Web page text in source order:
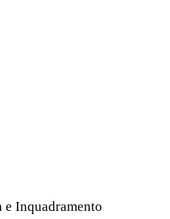
Inquadramento